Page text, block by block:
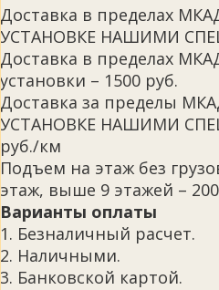
Доставка в пределах
УСТАНОВКЕ НАШИМИ
Доставка в пределах
установки – 1500 руб.
Доставка за пределы
УСТАНОВКЕ НАШИМИ
руб./км
Подъем на этаж без
этаж, выше 9 этажей –
Варианты оплаты
1. Безналичный расчет.
2. Наличными.
3. Банковской картой.